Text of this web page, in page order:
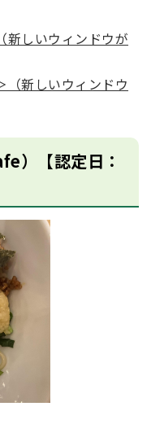
新しいウィンドウが
（新しいウィンドウ
）【認定日：